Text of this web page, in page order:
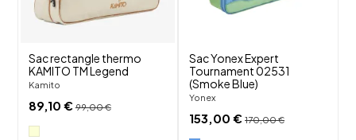
Sac rectangle thermo
KAMITO TM Legend
Kamito
89,10 €99,00 €
Sac Yonex Expert
Tournament 02531
(Smoke Blue)
Yonex
153,00 € 170,00 €